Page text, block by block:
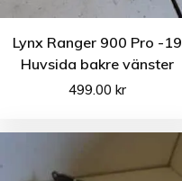
Lynx Ranger 900 Pro -19
Huvsida bakre vänster
499.00kr